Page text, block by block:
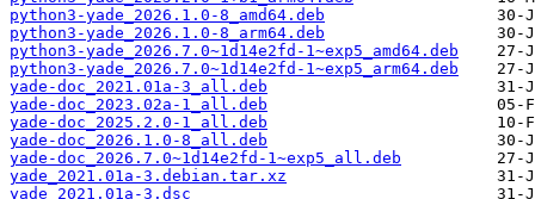
python3-yade_2026.1.0-8_amd64.deb
python3-yade_2026.1.0-8_arm64.deb
python3-yade_2026.7.0~1d14e2fd-1~exp5_amd64.deb
python3-yade_2026.7.0~1d14e2fd-1~exp5_arm64.deb
yade-doc_2021.01a-3_all.deb
yade-doc_2023.02a-1_all.deb
yade-doc_2025.2.0-1_all.deb
yade-doc_2026.1.0-8_all.deb
yade-doc_2026.7.0~1d14e2fd-1~exp5_all.deb
yade_2021.01a-3.debian.tar.xz
yade_2021.01a-3.dsc